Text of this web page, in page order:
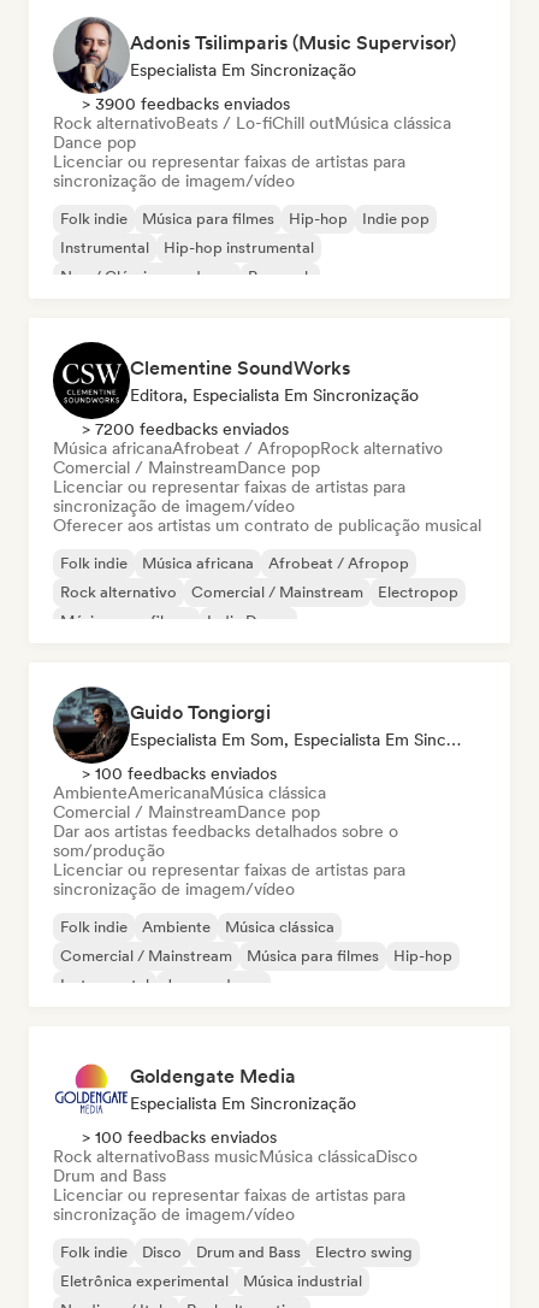
Adonis Tsilimparis (Music Supervisor)
Especialista Em Sincronização
> 3900 feedbacks enviados
Rock alternativoBeats / Lo-fiChill outMúsica clássica
Dance pop
Licenciar ou representar faixas de artistas para
sincronização de imagem/vídeo
Folk indie Música para filmes Hip-hop
Indie pop
Instrumental
Hip-hop instrumental
Neo / Clássico moderno
Pop rock
Clementine SoundWorks
Editora, Especialista Em Sincronização
> 7200 feedbacks enviados
Música africanaAfrobeat / AfropopRock alternativo
Comercial / MainstreamDance pop
Licenciar ou representar faixas de artistas para
sincronização de imagem/vídeo
Oferecer aos artistas um contrato de publicação musical
Folk indie Música africana
Afrobeat / Afropop
Rock alternativo
Comercial / Mainstream
Electropop
Música para filmes
Indie Dance
Guido Tongiorgi
Especialista Em Som, Especialista Em Sincronização
> 100 feedbacks enviados
AmbienteAmericanaMúsica clássica
Comercial / MainstreamDance pop
Dar aos artistas feedbacks detalhados sobre o
som/produção
Licenciar ou representar faixas de artistas para
sincronização de imagem/vídeo
Folk indie Ambiente
Música clássica
Comercial / Mainstream
Música para filmes
Hip-hop
Instrumental
Jazz moderno
Goldengate Media
Especialista Em Sincronização
> 100 feedbacks enviados
Rock alternativoBass musicMúsica clássicaDisco
Drum and Bass
Licenciar ou representar faixas de artistas para
sincronização de imagem/vídeo
Folk indie Disco Drum and Bass
Electro swing
Eletrônica experimental
Música industrial